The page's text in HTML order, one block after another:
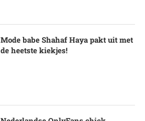
Mode babe Shahaf Haya pakt uit met
de heetste kiekjes!